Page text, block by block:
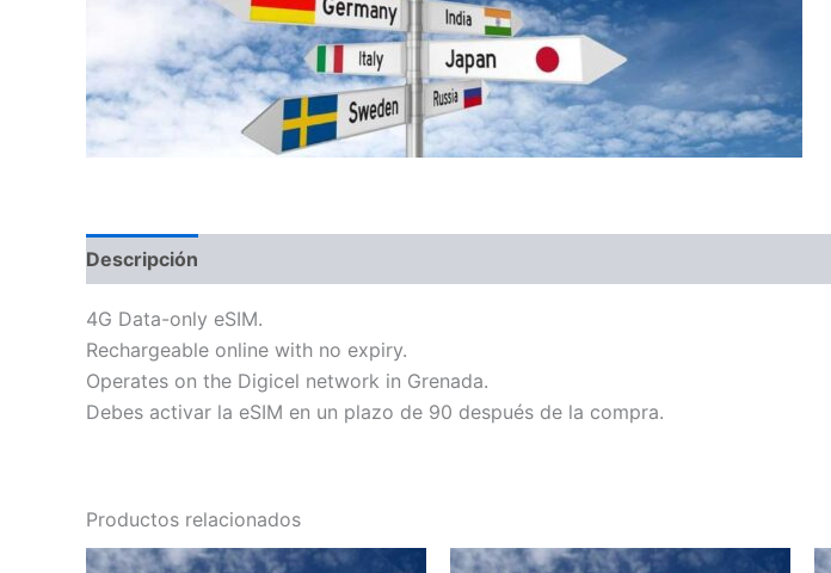
Descripción
4G Data-only eSIM.
Rechargeable online with no expiry.
Operates on the Digicel network in Grenada.
Debes activar la eSIM en un plazo de 90 después de la compra.
Productos relacionados